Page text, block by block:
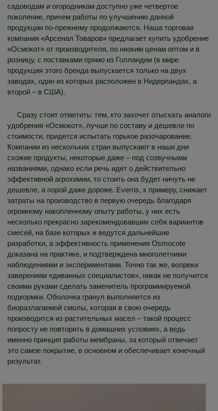
садоводам и огородникам доступно уже четвертое
поколение, причем работы по улучшению данной
продукции по-прежнему продолжаются. Наша торговая
компания «Арсенал Товаров» предлагает купить удобрение
«Осмокот» от производителя, по низким ценам оптом и в
розницу, с поставками прямо из Голландии (в мире
продукция этого бренда выпускается только на двух
заводах, один из которых расположен в Нидерландах, а
второй – в США).
Сразу стоит отметить: тем, кто захочет отыскать аналоги
удобрения «Осмокот», лучше по составу и дешевле по
стоимости, придется испытать горькое разочарование.
Компании из нескольких стран выпускают в наши дни
схожие продукты, некоторые даже – под созвучными
названиями, однако если речь идет о действительно
эффективной агрохимии, то стоить она будет ничуть не
дешевле, а порой даже дороже. Everris, к примеру, снижает
затраты на производство в первую очередь благодаря
огромному накопленному опыту работы, у них есть
несколько прекрасно зарекомендовавших себя вариантов
смесей, на базе которых и ведутся дальнейшие
разработки, а эффективность применения Osmocote
доказана на практике, и подтверждена многолетними
наблюдениями и экспериментами. Точно так же, вопреки
заверениям «диванных специалистов», никак не получится
своими руками сделать заменитель программируемой
подкормки. Оболочка гранул выполняется из
биоразлагаемой смолы, которая в свою очередь
производится из растительных масел – такой процесс
попросту не повторить в домашних условиях, а ведь
именно принцип работы мембраны, за который отвечает
это самое покрытие, в основном и обеспечивает конечный
результат.